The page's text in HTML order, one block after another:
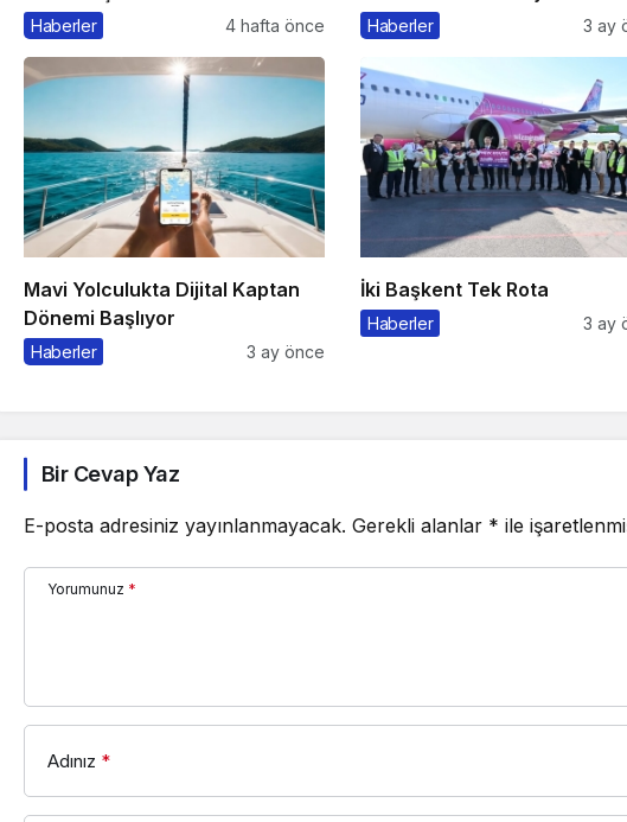
Açıklama
Haberler 4 hafta önce
Markalaşma 1.0 Etkinliği
Haberler 3 ay
Mavi Yolculukta Dijital Kaptan
Dönemi Başlıyor
Haberler 3 ay önce
İki Başkent Tek Rota
Haberler 3 ay
Bir Cevap Yaz
E-posta adresiniz yayınlanmayacak. Gerekli alanlar * ile
Yorumunuz *
Adınız *